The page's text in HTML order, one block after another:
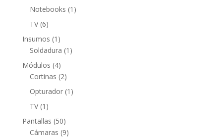
productos
Notebooks 1 1
TV 66
productos
Insumos 1 1
producto
Soldadura 1 1
Módulos 44
productos
Cortinas 22
productos
Opturador 1 1
TV 1 1
producto
Pantallas 5050
productos
Cámaras 99